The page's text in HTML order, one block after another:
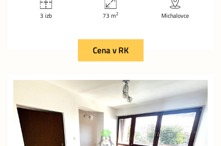
3 izb 73 m2 Michalovce
Cena v RK